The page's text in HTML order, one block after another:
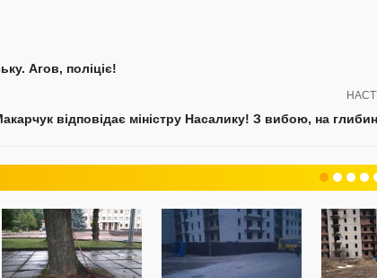
Агов, поліціє!
відповідає міністру Насалику! З вибою, на